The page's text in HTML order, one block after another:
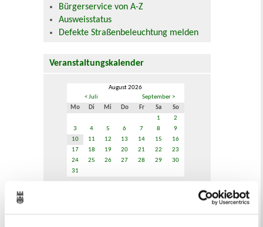
Bürgerservice von A-Z
Ausweisstatus
Defekte Straßenbeleuchtung melden
Veranstaltungskalender
August 2026
< Juli
September >
Mo
Di Mi Do Fr Sa
So
1
2
3
4 5 6 7 8
9
10
11 12 13 14 15
16
17
18 19 20 21 22
23
24
25 26 27 28 29
30
31